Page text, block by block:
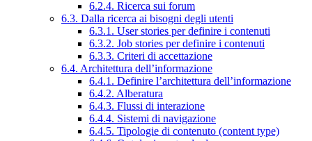
6.2.4. Ricerca sui forum
6.3. Dalla ricerca ai bisogni degli utenti
6.3.1. User stories per definire i contenuti
6.3.2. Job stories per definire i contenuti
6.3.3. Criteri di accettazione
6.4. Architettura dell’informazione
6.4.1. Definire l’architettura dell’informazione
6.4.2. Alberatura
6.4.3. Flussi di interazione
6.4.4. Sistemi di navigazione
6.4.5. Tipologie di contenuto (content type)